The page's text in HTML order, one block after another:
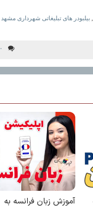
,بیلبودر های تبلیغاتی شهرداری مشهد
۰ نظر